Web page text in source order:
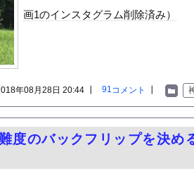
ロリ動画、何故か叩かれる・・・
表される
売った結果ｗｗｗ」 ほか
ｗｗｗｗｗｗ
マホで連絡を取り合い、日中会ったりしてい...
1枚で隠す姿がほぼA●女優・・
吐と下痢が止まらない」原因は夏の風物詩だ...
画1のインスタグラム削除済み）
91コメント
年08月28日 20:44 ┃
度のバックフリップを決め